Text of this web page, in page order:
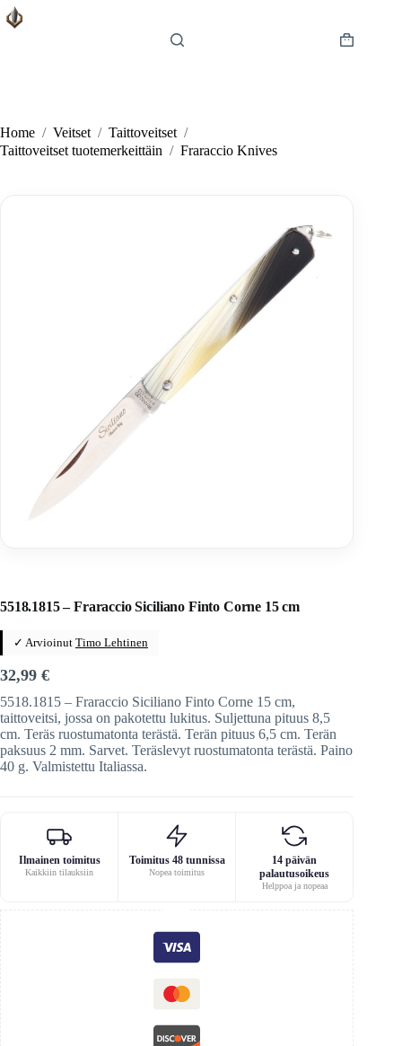
Skip
to
Shopping
Home / Veitset / Taittoveitset /
Taittoveitset tuotemerkeittäin / Fraraccio Knives
5518.1815 – Fraraccio Siciliano Finto Corne 15 cm
✓ Arvioinut Timo Lehtinen
32,99 €
5518.1815 – Fraraccio Siciliano Finto Corne 15 cm,
taittoveitsi, jossa on pakotettu lukitus. Suljettuna pituus 8,5
cm. Teräs ruostumatonta terästä. Terän pituus 6,5 cm. Terän
paksuus 2 mm. Sarvet. Teräslevyt ruostumatonta terästä. Paino
40 g. Valmistettu Italiassa.
Ilmainen toimitus
Kaikkiin tilauksiin
Toimitus 48 tunnissa
Nopea toimitus
14 päivän
palautusoikeus
Helppoa ja nopeaa